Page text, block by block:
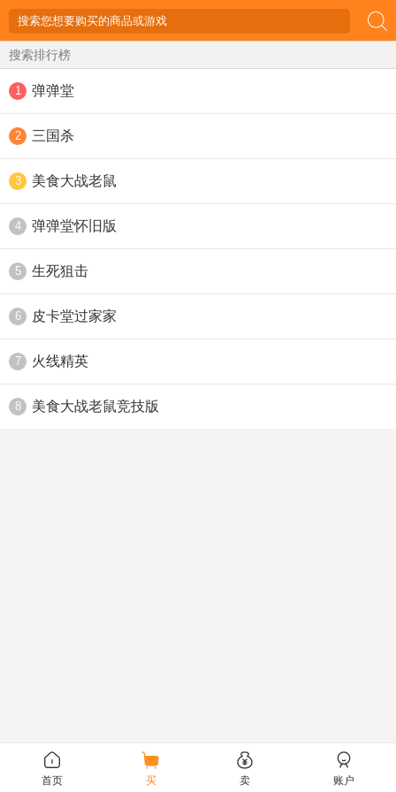
搜索排行榜
1 弹弹堂
2 三国杀
3 美食大战老鼠
4 弹弹堂怀旧版
5 生死狙击
6 皮卡堂过家家
7 火线精英
8 美食大战老鼠竞技版
首页 买 卖 账户